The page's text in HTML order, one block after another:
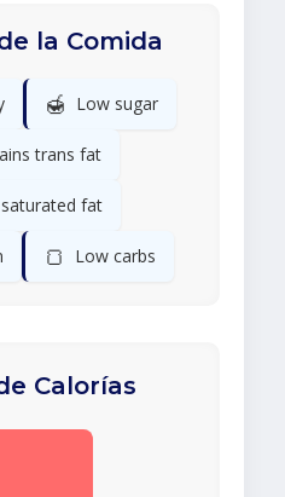
la Comida
🍯 Low sugar
trans fat
fat
🍞 Low carbs
Calorías